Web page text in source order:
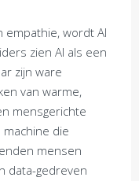
wordt AI
zien AI als een
zijn ware
van warme,
mensgerichte
die
mensen
data-gedreven